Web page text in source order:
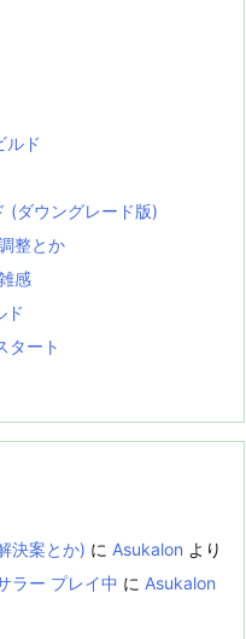
ルド
(ダウングレード版)
整とか
感
ド
タート
決案とか) に Asukalon より
ラー プレイ中 に Asukalon